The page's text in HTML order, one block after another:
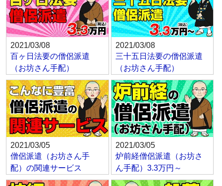
2021/03/08
百ヶ日法要の僧侶派遣
（お坊さん手配）
2021/03/08
三十五日法要の僧侶派遣
（お坊さん手配）
2021/03/05
僧侶派遣（お坊さん手
配）の関連サービス
2021/03/05
炉前経僧侶派遣（お坊さ
ん手配）3.3万円～